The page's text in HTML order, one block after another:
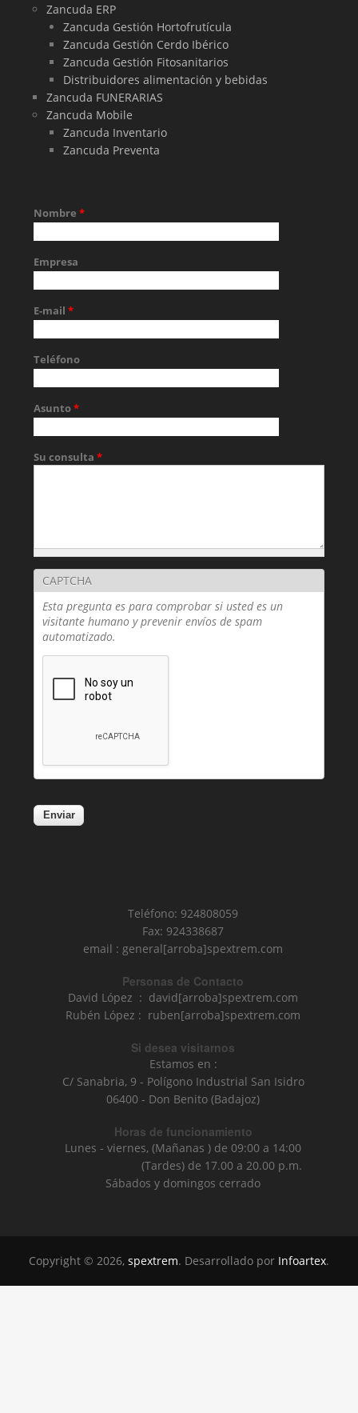
Zancuda ERP
Zancuda Gestión Hortofrutícula
Zancuda Gestión Cerdo Ibérico
Zancuda Gestión Fitosanitarios
Distribuidores alimentación y bebidas
Zancuda FUNERARIAS
Zancuda Mobile
Zancuda Inventario
Zancuda Preventa
Nombre*
Empresa
E-mail*
Teléfono
Asunto*
Su consulta*
CAPTCHA
Esta pregunta es para comprobar si usted es un
visitante humano y prevenir envíos de spam
automatizado.
Teléfono: 924808059
Fax: 924338687
email : general[arroba]spextrem.com
Personas de Contacto
David López : david[arroba]spextrem.com
Rubén López : ruben[arroba]spextrem.com
Si desea visitarnos
Estamos en :
C/ Sanabria, 9 - Polígono Industrial San Isidro
06400 - Don Benito (Badajoz)
Horas de funcionamiento
Lunes - viernes, (Mañanas ) de 09:00 a 14:00
(Tardes) de 17.00 a 20.00 p.m.
Sábados y domingos cerrado
Copyright © 2026, spextrem. Desarrollado por Infoartex.